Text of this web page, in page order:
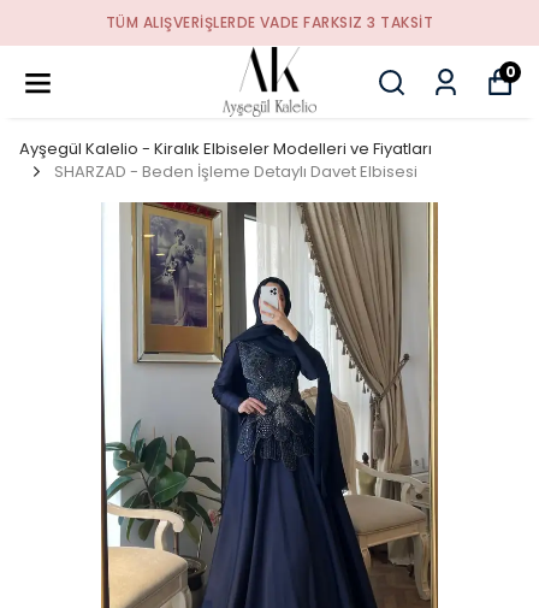
TÜM ALIŞVERIŞLERDE VADE FARKSIZ 3 TAKSIT
0
Ayşegül Kalelio - Kiralık Elbiseler Modelleri ve Fiyatları
SHARZAD - Beden İşleme Detaylı Davet Elbisesi